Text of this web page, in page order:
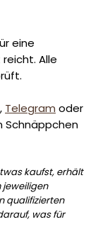
eine
Alle
, Telegram oder
Schnäppchen
kaufst, erhält
jeweiligen
qualifizierten
was für